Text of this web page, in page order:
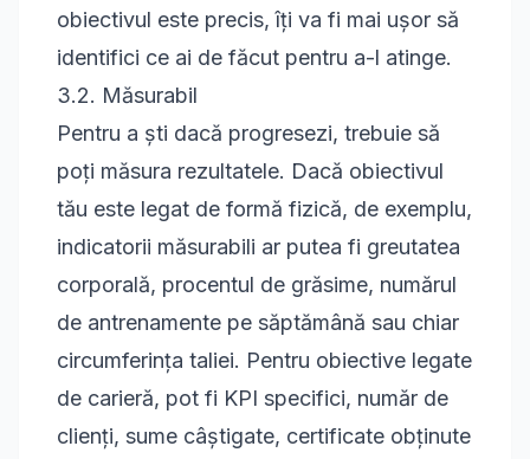
obiectivul este precis, îți va fi mai ușor să
identifici ce ai de făcut pentru a-l atinge.
3.2. Măsurabil
Pentru a ști dacă progresezi, trebuie să
poți măsura rezultatele. Dacă obiectivul
tău este legat de formă fizică, de exemplu,
indicatorii măsurabili ar putea fi greutatea
corporală, procentul de grăsime, numărul
de antrenamente pe săptămână sau chiar
circumferința taliei. Pentru obiective legate
de carieră, pot fi KPI specifici, număr de
clienți, sume câștigate, certificate obținute